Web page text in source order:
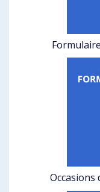
Occasions